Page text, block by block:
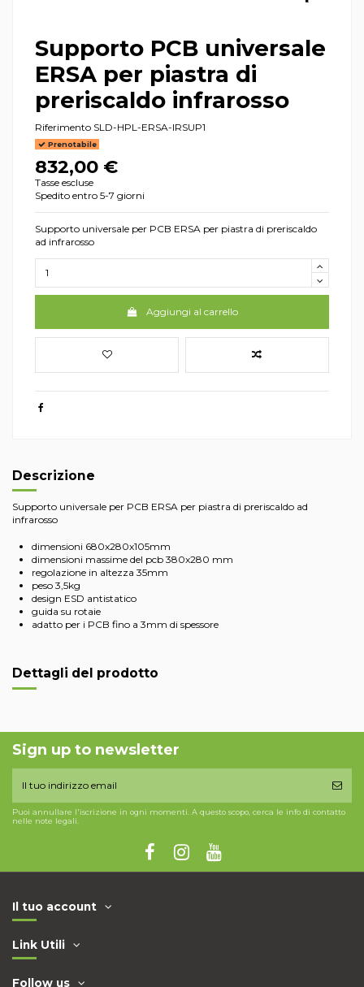
Supporto PCB universale
ERSA per piastra di
preriscaldo infrarosso
Riferimento SLD-HPL-ERSA-IRSUP1
Prenotabile
832,00 €
Tasse escluse
Spedito entro 5-7 giorni
Supporto universale per PCB ERSA per piastra di preriscaldo
ad infrarosso
Aggiungi al carrello
Descrizione
Supporto universale per PCB ERSA per piastra di preriscaldo ad
infrarosso
dimensioni 680x280x105mm
dimensioni massime del pcb 380x280 mm
regolazione in altezza 35mm
peso 3,5kg
design ESD antistatico
guida su rotaie
adatto per i PCB fino a 3mm di spessore
Dettagli del prodotto
Sign up to newsletter
Puoi annullare l'iscrizione in ogni momenti. A questo scopo, cerca le info di contatto
nelle note legali.
Il tuo account
Link Utili
Follow us